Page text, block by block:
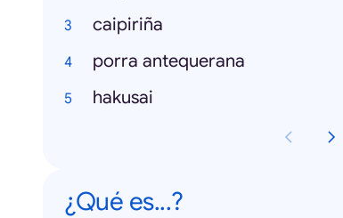
caipiriña
porra antequerana
hakusai
¿Qué es...?